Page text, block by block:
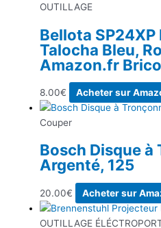
OUTILLAGE
Bellota
Talocha Bleu,
Amazon.fr
8.00€ Acheter sur
Couper
Bosch Disque à
Argenté, 125
20.00€ Acheter sur
OUTILLAGE